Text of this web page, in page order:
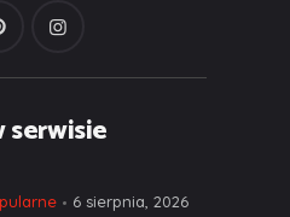
serwisie
6 sierpnia, 2026